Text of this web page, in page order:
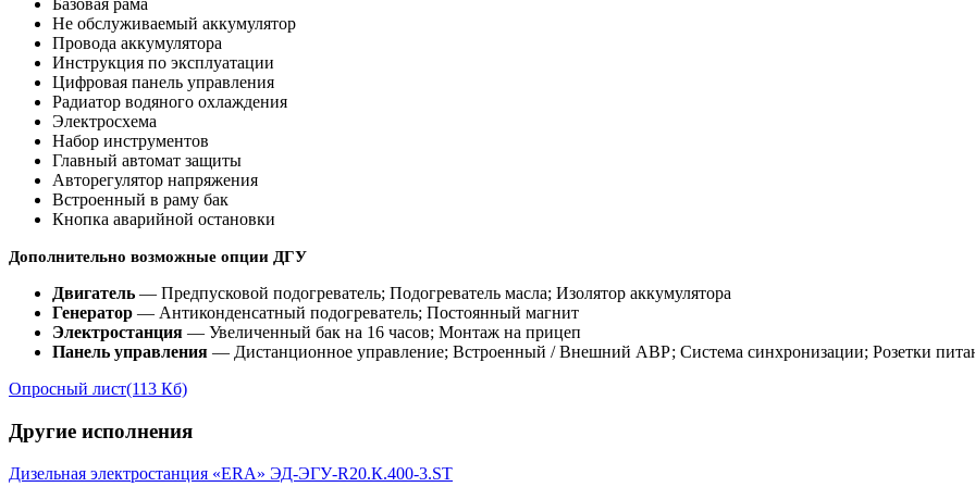
Базовая рама
Не обслуживаемый аккумулятор
Провода аккумулятора
Инструкция по эксплуатации
Цифровая панель управления
Радиатор водяного охлаждения
Электросхема
Набор инструментов
Главный автомат защиты
Авторегулятор напряжения
Встроенный в раму бак
Кнопка аварийной остановки
Дополнительно возможные опции ДГУ
Двигатель — Предпусковой подогреватель; Подогреватель масла; Изолятор аккумулятора
Генератор — Антиконденсатный подогреватель; Постоянный магнит
Электростанция — Увеличенный бак на 16 часов; Монтаж на прицеп
Панель управления — Дистанционное управление; Встроенный / Внешний АВР; Система синхронизации; Розетки
Опросный лист(113 Кб)
Другие исполнения
Дизельная электростанция «ERA» ЭД-ЭГУ-R20.К.400-3.ST